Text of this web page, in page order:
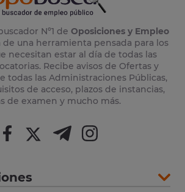
Nº1 de Oposiciones y Empleo
de una herramienta pensada para los
necesitan estar al día de todas las
Recibe avisos de Ofertas y
todas las Administraciones Públicas,
de acceso, plazos de instancias,
de examen y mucho más.